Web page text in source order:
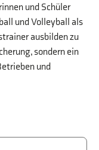
und Schüler
und Volleyball als
ausbilden zu
sondern ein
und